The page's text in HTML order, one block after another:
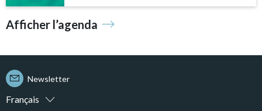
Afficher l’agenda
Français
Newsletter